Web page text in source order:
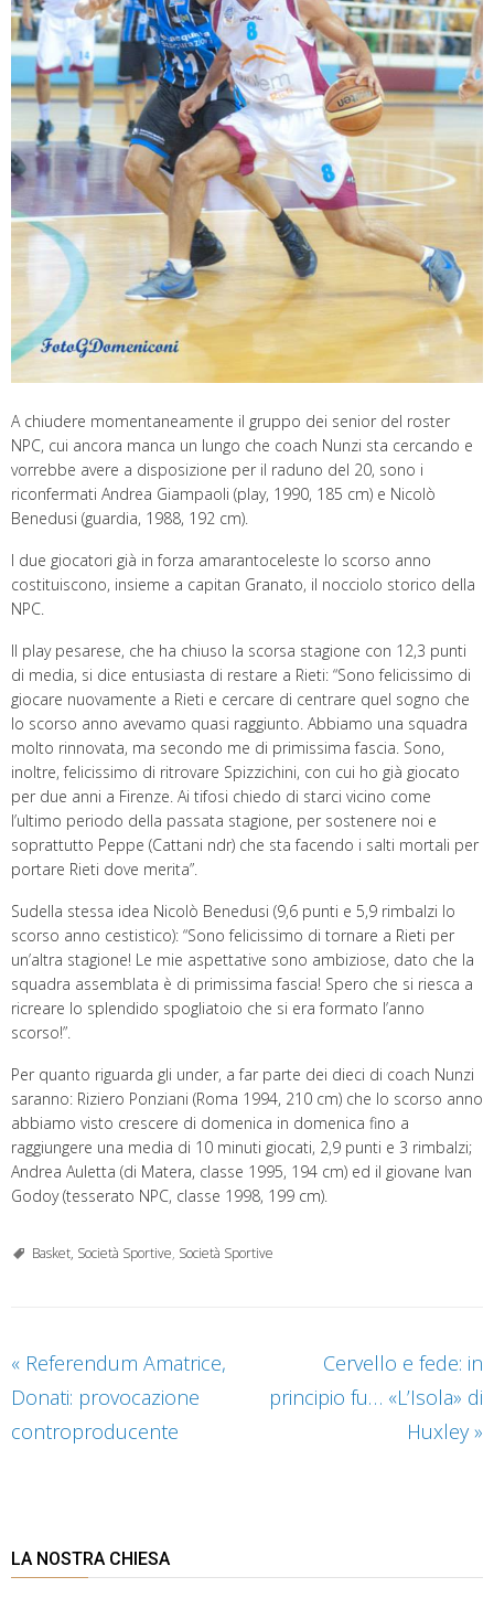
A chiudere momentaneamente il gruppo dei senior del roster
NPC, cui ancora manca un lungo che coach Nunzi sta cercando e
vorrebbe avere a disposizione per il raduno del 20, sono i
riconfermati Andrea Giampaoli (play, 1990, 185 cm) e Nicolò
Benedusi (guardia, 1988, 192 cm).
I due giocatori già in forza amarantoceleste lo scorso anno
costituiscono, insieme a capitan Granato, il nocciolo storico della
NPC.
Il play pesarese, che ha chiuso la scorsa stagione con 12,3 punti
di media, si dice entusiasta di restare a Rieti: “Sono felicissimo di
giocare nuovamente a Rieti e cercare di centrare quel sogno che
lo scorso anno avevamo quasi raggiunto. Abbiamo una squadra
molto rinnovata, ma secondo me di primissima fascia. Sono,
inoltre, felicissimo di ritrovare Spizzichini, con cui ho già giocato
per due anni a Firenze. Ai tifosi chiedo di starci vicino come
l’ultimo periodo della passata stagione, per sostenere noi e
soprattutto Peppe (Cattani ndr) che sta facendo i salti mortali per
portare Rieti dove merita”.
Sudella stessa idea Nicolò Benedusi (9,6 punti e 5,9 rimbalzi lo
scorso anno cestistico): “Sono felicissimo di tornare a Rieti per
un’altra stagione! Le mie aspettative sono ambiziose, dato che la
squadra assemblata è di primissima fascia! Spero che si riesca a
ricreare lo splendido spogliatoio che si era formato l’anno
scorso!”.
Per quanto riguarda gli under, a far parte dei dieci di coach Nunzi
saranno: Riziero Ponziani (Roma 1994, 210 cm) che lo scorso anno
abbiamo visto crescere di domenica in domenica fino a
raggiungere una media di 10 minuti giocati, 2,9 punti e 3 rimbalzi;
Andrea Auletta (di Matera, classe 1995, 194 cm) ed il giovane Ivan
Godoy (tesserato NPC, classe 1998, 199 cm).
Basket, Società Sportive, Società Sportive
« Referendum Amatrice,
Donati: provocazione
controproducente
Cervello e fede: in
principio fu… «L’Isola» di
Huxley»
LA NOSTRA CHIESA